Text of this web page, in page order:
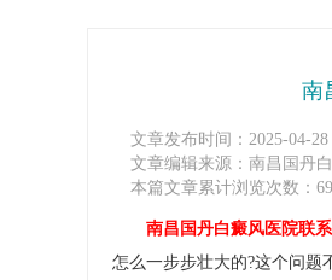
南
文章发布时间：2025-04-28
文章编辑来源：南昌国丹
本篇文章累计浏览次数：
南昌国丹白癜风医院联
怎么一步步壮大的?这个问题